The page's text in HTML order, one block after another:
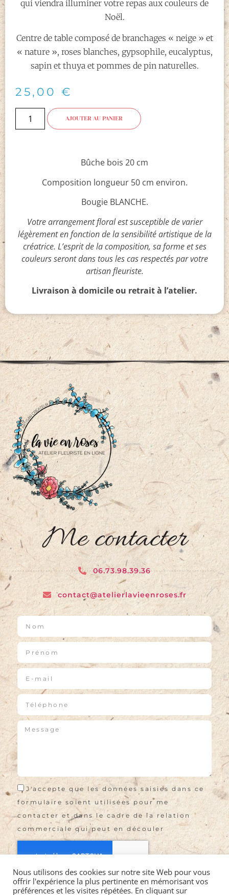
qui viendra illuminer votre repas aux couleurs de
Noël.
Centre de table composé de branchages « neige » et
« nature », roses blanches, gypsophile, eucalyptus,
sapin et thuya et pommes de pin naturelles.
25,00 €
AJOUTER AU PANIER
Bûche bois 20 cm
Composition longueur 50 cm environ.
Bougie BLANCHE.
Votre arrangement floral est susceptible de varier
légèrement en fonction de la sensibilité artistique de la
créatrice. L’esprit de la composition, sa forme et ses
couleurs seront dans tous les cas respectés par votre
artisan fleuriste.
Livraison à domicile ou retrait à l’atelier.
Me contacter
06.73.98.39.36
contact@atelierlavieenroses.fr
J'accepte que les données saisies dans ce
formulaire soient utilisées pour me
contacter et dans le cadre de la relation
commerciale qui peut en découler
Envoyer
Nous utilisons des cookies sur notre site Web pour vous
offrir l'expérience la plus pertinente en mémorisant vos
préférences et les visites répétées. En cliquant sur